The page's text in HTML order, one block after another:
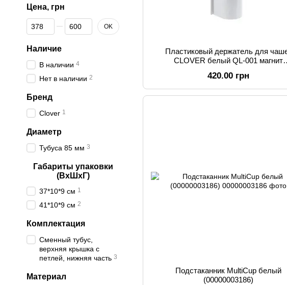
Пластиковый держатель для
CLOVER белый QL-001 магнит
420.00 грн
Подстаканник MultiCup белый
(00000003186)
Цена, грн
От Цена, грн
До Цена, грн OK
Наличие
В наличии 4
Нет в наличии 2
Бренд
Clover 1
Диаметр
Тубуса 85 мм 3
Габариты упаковки
(ВхШхГ)
37*10*9 см 1
41*10*9 см 2
Комплектация
Сменный тубус,
верхняя крышка с
петлей, нижняя часть 3
Материал